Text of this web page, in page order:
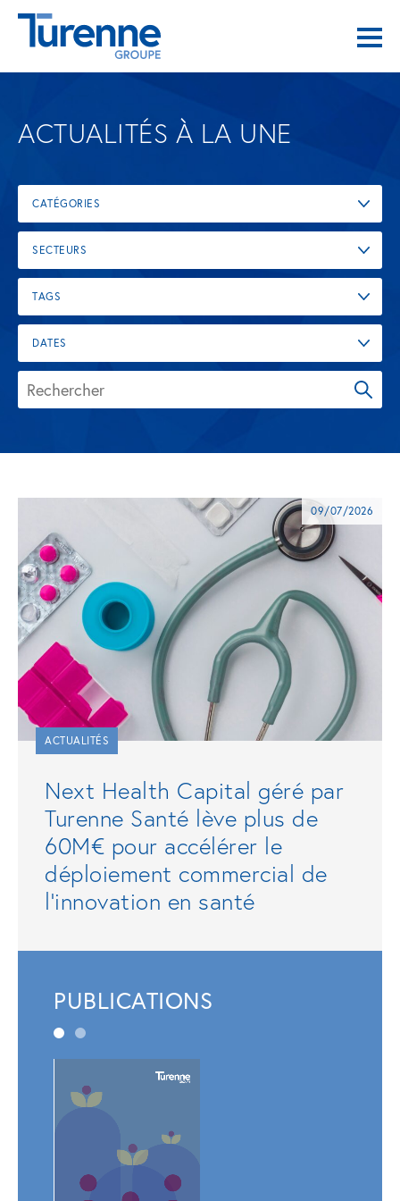
ACTUALITÉS À LA UNE
CATÉGORIES
SECTEURS
TAGS
DATES
09/07/2026
ACTUALITÉS
Next Health Capital géré par
Turenne Santé lève plus de
60M€ pour accélérer le
déploiement commercial de
l'innovation en santé
PUBLICATIONS